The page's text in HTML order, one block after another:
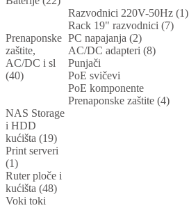
Prenaponske
zaštite,
AC/DC i sl
(40)
Razvodnici 220V-50Hz (1)
Rack 19" razvodnici (7)
PC napajanja (2)
AC/DC adapteri (8)
Punjači
PoE svičevi
PoE komponente
Prenaponske zaštite (4)
NAS Storage
i HDD
kućišta (19)
Print serveri
(1)
Ruter ploče i
kućišta (48)
Voki toki